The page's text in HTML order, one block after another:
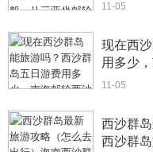
11-05
现在西
用多少
11-05
西沙群
西沙群